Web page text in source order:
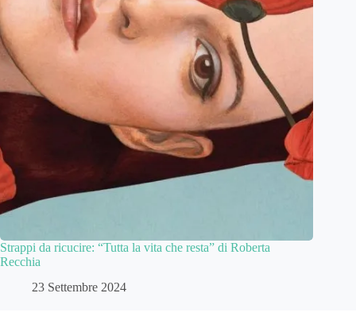
Strappi da ricucire: “Tutta la vita che resta” di Roberta
Recchia
23 Settembre 2024